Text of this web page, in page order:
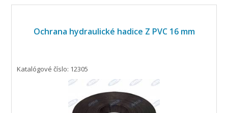
Ochrana hydraulické hadice Z PVC 16 mm
Katalógové číslo: 12305